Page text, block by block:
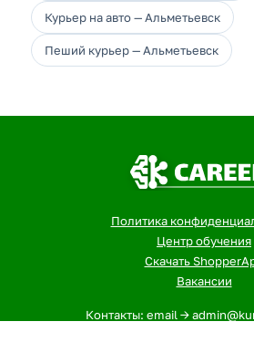
Курьер на авто — Альметьевск
Пеший курьер — Альметьевск
Политика
Центр обучения
Скачать
Вакансии
Контакты: email ->